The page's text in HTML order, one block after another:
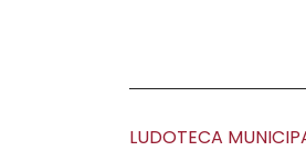
LUDOTECA